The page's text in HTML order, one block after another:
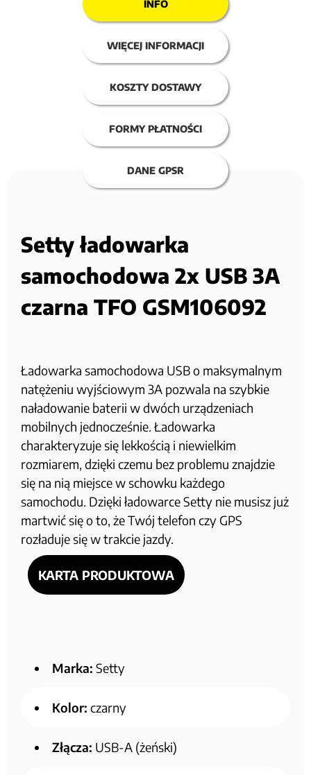
INFO
WIĘCEJ INFORMACJI
KOSZTY DOSTAWY
FORMY PŁATNOŚCI
DANE GPSR
Setty ładowarka
samochodowa 2x USB 3A
czarna TFO GSM106092
Ładowarka samochodowa USB o maksymalnym
natężeniu wyjściowym 3A pozwala na szybkie
naładowanie baterii w dwóch urządzeniach
mobilnych jednocześnie. Ładowarka
charakteryzuje się lekkością i niewielkim
rozmiarem, dzięki czemu bez problemu znajdzie
się na nią miejsce w schowku każdego
samochodu. Dzięki ładowarce Setty nie musisz już
martwić się o to, że Twój telefon czy GPS
rozładuje się w trakcie jazdy.
KARTA PRODUKTOWA
Marka: Setty
Kolor: czarny
Złącza: USB-A (żeński)